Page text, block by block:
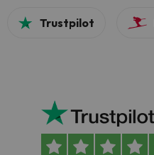
Trustpilot